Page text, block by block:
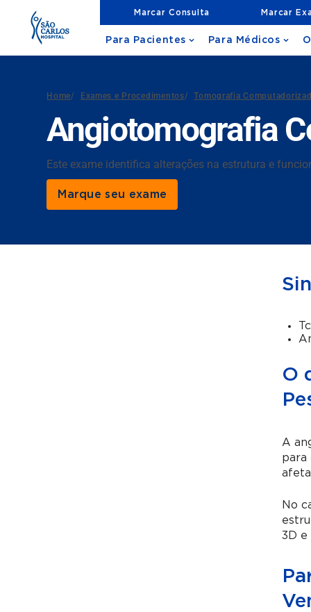
Marcar Consulta Marcar
Para Pacientes Para Médicos
Home/ Exames e Procedimentos/ Tomografia
Angiotomografia
Este exame identifica alterações na estrutura e
Marque seu exame
O
A
para
No
3D e